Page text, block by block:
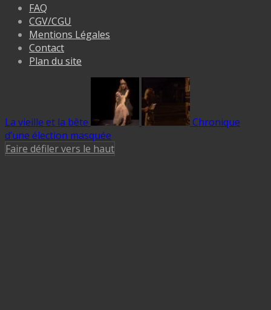
FAQ
CGV/CGU
Mentions Légales
Contact
Plan du site
La vieille et la bête
Chronique
d’une élection masquée
Faire défiler vers le haut